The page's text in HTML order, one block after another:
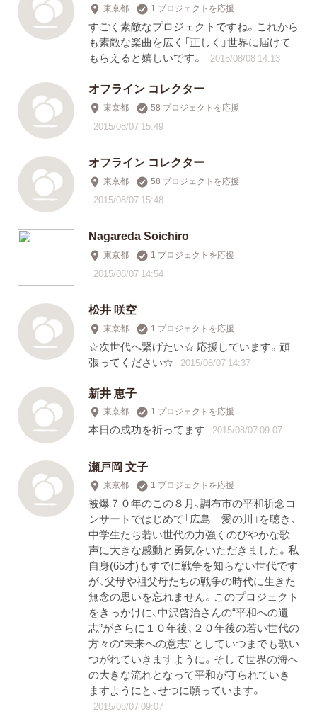
東京都 1 プロジェクトを応援
すごく素敵なプロジェクトですね。これから
も素敵な楽曲を広く「正しく」世界に届けて
もらえると嬉しいです。
2015/08/08 14:13
オフライン コレクター
東京都 58 プロジェクトを応援
2015/08/07 15:49
オフライン コレクター
東京都 58 プロジェクトを応援
2015/08/07 15:48
Nagareda Soichiro
東京都 1 プロジェクトを応援
2015/08/07 14:54
松井 咲空
東京都 1 プロジェクトを応援
☆次世代へ繋げたい☆ 応援しています。頑
張ってください☆
2015/08/07 14:37
新井 恵子
東京都 1 プロジェクトを応援
本日の成功を祈ってます 2015/08/07 09:07
瀬戸岡 文子
東京都 1 プロジェクトを応援
被爆７０年のこの８月、調布市の平和祈念コ
ンサートではじめて「広島 愛の川」を聴き、
中学生たち若い世代の力強くのびやかな歌
声に大きな感動と勇気をいただきました。私
自身(65才)もすでに戦争を知らない世代です
が、父母や祖父母たちの戦争の時代に生きた
無念の思いを忘れません。このプロジェクト
をきっかけに、中沢啓治さんの“平和への遺
志”がさらに１０年後、２０年後の若い世代の
方々の“未来への意志” としていつまでも歌い
つがれていきますように。そして世界の海へ
の大きな流れとなって平和が守られていき
ますようにと、せつに願っています。
2015/08/07 09:07